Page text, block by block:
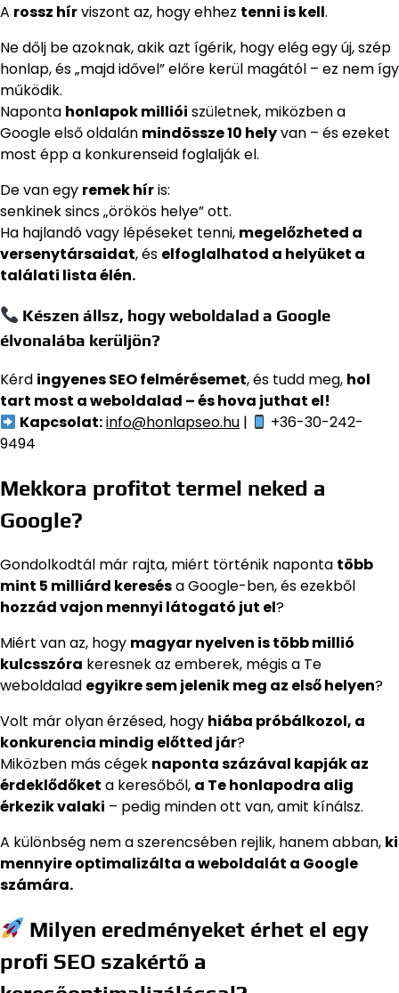
A rossz hírviszont az, hogy ehhez tenni is kell.
Ne dőlj be azoknak, akik azt ígérik, hogy elég egy új, szép
honlap, és „majd idővel” előre kerül magától – ez nem így
működik.
Naponta honlapok milliói születnek, miközben a
Google első oldalán mindössze 10 helyvan – és ezeket
most épp a konkurenseid foglalják el.
De van egy remek híris:
senkinek sincs „örökös helye” ott.
Ha hajlandó vagy lépéseket tenni, megelőzheted a
versenytársaidat, és elfoglalhatod a helyüket a
találati lista élén.
Készen állsz, hogy weboldalad a Google
élvonalába kerüljön?
Kérd ingyenes SEO felmérésemet, és tudd meg, hol
tart most a weboldalad – és hova juthat el!
Kapcsolat:info@honlapseo.hu |
+36-30-242-
9494
Mekkora profitot termel neked a
Google?
Gondolkodtál már rajta, miért történik naponta több
mint 5 milliárd keresésa Google-ben, és ezekből
hozzád vajon mennyi látogató jut el?
Miért van az, hogy magyar nyelven is több millió
kulcsszóra keresnek az emberek, mégis a Te
weboldalad egyikre sem jelenik meg az első helyen?
Volt már olyan érzésed, hogy hiába próbálkozol, a
konkurencia mindig előtted jár?
Miközben más cégek naponta százával kapják az
érdeklődőket a keresőből, a Te honlapodra alig
érkezik valaki – pedig minden ott van, amit kínálsz.
A különbség nem a szerencsében rejlik, hanem abban, ki
mennyire optimalizálta a weboldalát a Google
számára.
Milyen eredményeket érhet el egy
profi SEO szakértő a